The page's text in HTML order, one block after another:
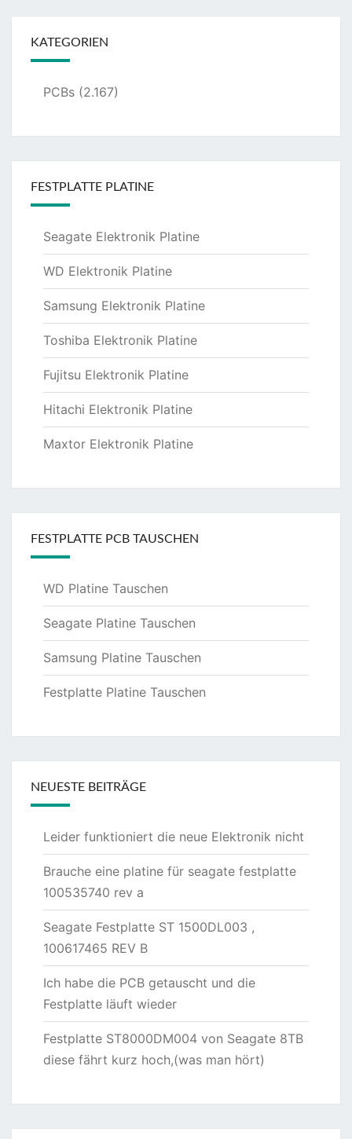
KATEGORIEN
PCBs (2.167)
FESTPLATTE PLATINE
Seagate Elektronik Platine
WD Elektronik Platine
Samsung Elektronik Platine
Toshiba Elektronik Platine
Fujitsu Elektronik Platine
Hitachi Elektronik Platine
Maxtor Elektronik Platine
FESTPLATTE PCB TAUSCHEN
WD Platine Tauschen
Seagate Platine Tauschen
Samsung Platine Tauschen
Festplatte Platine Tauschen
NEUESTE BEITRÄGE
Leider funktioniert die neue Elektronik nicht
Brauche eine platine für seagate festplatte
100535740 rev a
Seagate Festplatte ST 1500DL003 ,
100617465 REV B
Ich habe die PCB getauscht und die
Festplatte läuft wieder
Festplatte ST8000DM004 von Seagate 8TB
diese fährt kurz hoch,(was man hört)